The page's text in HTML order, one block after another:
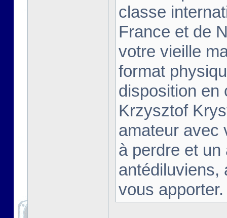
classe
France et de
votre vieille
format
disposition en
Krzysztof
amateur avec
à perdre et
antédiluviens,
vous